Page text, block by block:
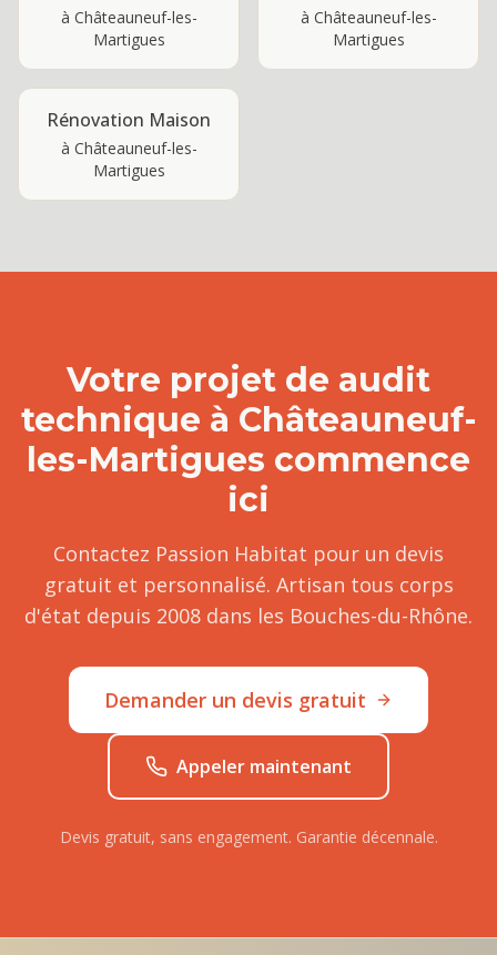
à Châteauneuf-les-
Martigues
à Châteauneuf-les-
Martigues
Rénovation Maison
à Châteauneuf-les-
Martigues
Votre projet de audit
technique à Châteauneuf-
les-Martigues commence
ici
Contactez Passion Habitat pour un devis
gratuit et personnalisé. Artisan tous corps
d'état depuis 2008 dans les Bouches-du-Rhône.
Demander un devis gratuit
Appeler maintenant
Devis gratuit, sans engagement. Garantie décennale.